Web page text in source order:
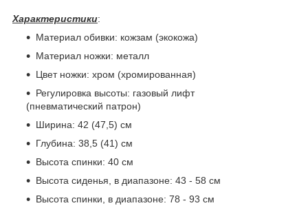
Характеристики:
Материал обивки: кожзам (экокожа)
Материал ножки: металл
Цвет ножки: хром (хромированная)
Регулировка высоты: газовый лифт
(пневматический патрон)
Ширина: 42 (47,5) см
Глубина: 38,5 (41) см
Высота спинки: 40 см
Высота сиденья, в диапазоне: 43 - 58 см
Высота спинки, в диапазоне: 78 - 93 см